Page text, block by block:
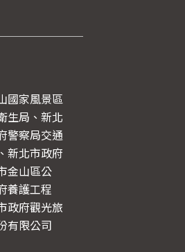
國家風景區
生局、新北
警察局交通
新北市政府
金山區公
養護工程
政府觀光旅
有限公司